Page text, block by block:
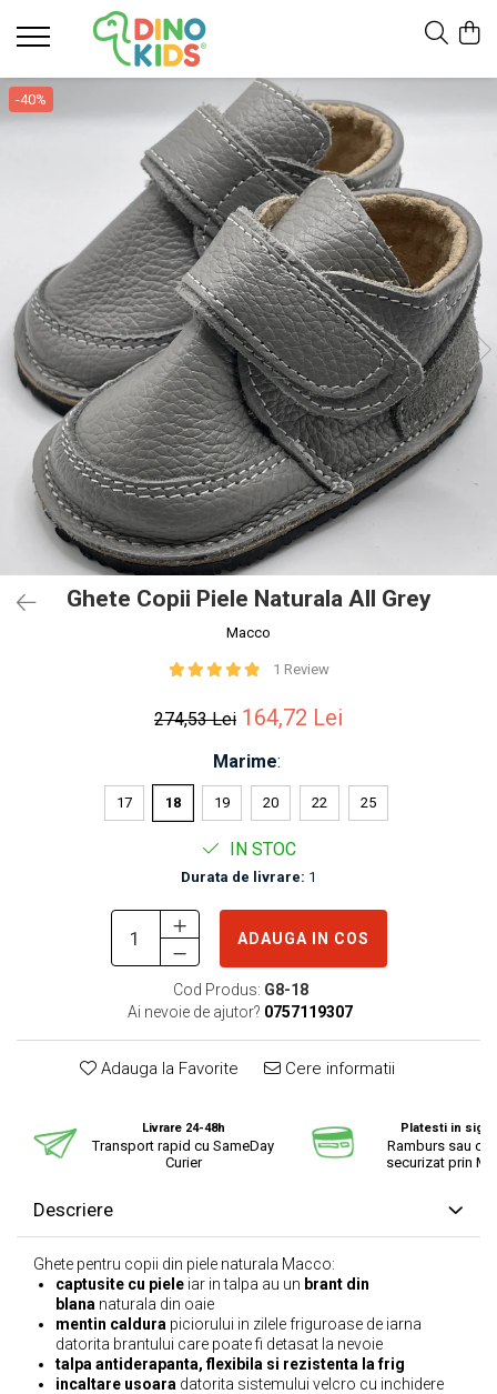
Suport clienti
Livrare
Livrare internationala
Formular de retur
-40%
Ghete Copii Piele Naturala All Grey
Macco
1 Review
274,53 Lei 164,72 Lei
Marime:
17 18 19 20 22 25
IN STOC
Durata de livrare: 1
ADAUGA IN COS
Cod Produs: G8-18
Ai nevoie de ajutor? 0757119307
Adauga la Favorite Cere informatii
Livrare 24-48h
Transport rapid cu SameDay
Curier
Platesti in
Ramburs sau cu
securizat prin
Descriere
Ghete pentru copii din piele naturala Macco:
captusite cu piele iar in talpa au un brant din
blana naturala din oaie
mentin caldura piciorului in zilele friguroase de iarna
datorita brantului care poate fi detasat la nevoie
talpa antiderapanta, flexibila si rezistenta la frig
incaltare usoara datorita sistemului velcro cu inchidere